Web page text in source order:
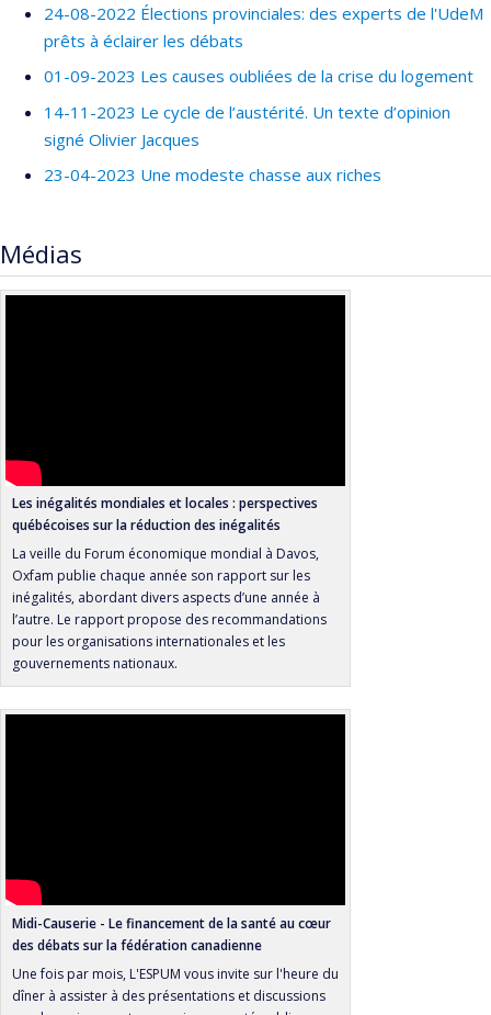
2025« Comment les politiques sociales influencent-
2024« L’économie politique des soins de santé
professionnel de l’ESPUM et à la Direction régionale de la
santé publique.
du CÉCD
2024« Le financement de la santé publique au Québec :
arbitrages et conséquences. » CIRANO
2024« Conditionality and Intergovernmental Transfers
in Federations » Affaires intergouvernementales, Bureau du
Conseil Privé, Gouvernement du Canada
Support for Poverty Reduction. » International Network for
inégalités de patrimoine. » Forum Inégalités et Santé de
l’Observatoire québécois des inégalités
2024 « Did the charitable sector get it right on the
AMT? » Webinaire de Future of Good
24-08-2022 Élections provinciales: des experts de l'UdeM
prêts à éclairer les débats
01-09-2023 Les causes oubliées de la crise du logement
14-11-2023 Le cycle de l’austérité. Un texte d’opinion
signé Olivier Jacques
23-04-2023 Une modeste chasse aux riches
Médias
Les inégalités mondiales et locales : perspectives
québécoises sur la réduction des inégalités
La veille du Forum économique mondial à Davos,
Oxfam publie chaque année son rapport sur les
inégalités, abordant divers aspects d’une année à
l’autre. Le rapport propose des recommandations
pour les organisations internationales et les
gouvernements nationaux.
Midi-Causerie - Le financement de la santé au cœur
des débats sur la fédération canadienne
Une fois par mois, L'ESPUM vous invite sur l'heure du
dîner à assister à des présentations et discussions